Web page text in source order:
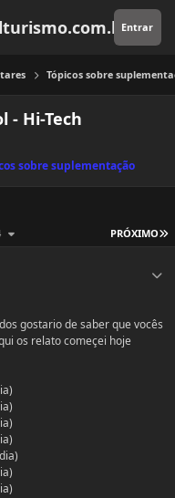
Entrar
Tópicos sobre
- Hi-Tech
sobre suplementação
PRÓXIMO
gostario de saber que vocês
os relato começei hoje